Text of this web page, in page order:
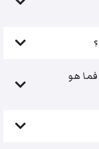
هو